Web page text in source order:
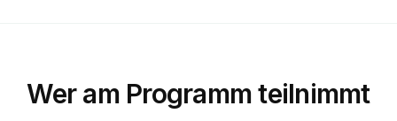
Wer am Programm teilnimmt